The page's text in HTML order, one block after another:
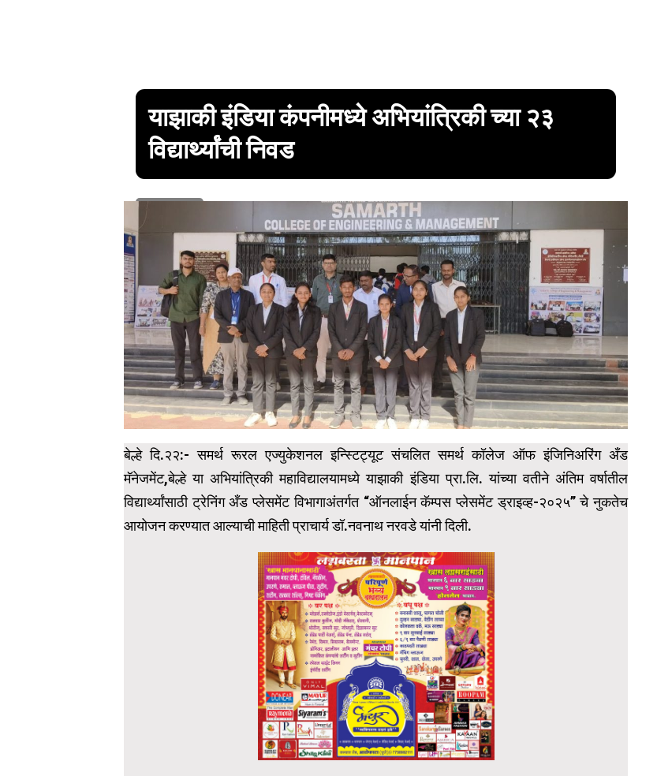
याझाकी इंडिया कंपनीमध्ये अभियांत्रिकी च्या २३
विद्यार्थ्यांची निवड
बेल्हे दि.२२:- समर्थ रूरल एज्युकेशनल इन्स्टिट्यूट संचलित समर्थ कॉलेज ऑफ इंजिनिअरिंग अँड
मॅनेजमेंट,बेल्हे या अभियांत्रिकी महाविद्यालयामध्ये याझाकी इंडिया प्रा.लि. यांच्या वतीने अंतिम वर्षातील
विद्यार्थ्यांसाठी ट्रेनिंग अँड प्लेसमेंट विभागाअंतर्गत “ऑनलाईन कॅम्पस प्लेसमेंट ड्राइव्ह-२०२५” चे नुकतेच
आयोजन करण्यात आल्याची माहिती प्राचार्य डॉ.नवनाथ नरवडे यांनी दिली.